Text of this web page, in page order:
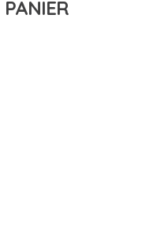
PANIER